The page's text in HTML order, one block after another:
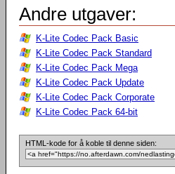
Andre utgaver:
K-Lite Codec Pack Basic
K-Lite Codec Pack Standard
K-Lite Codec Pack Mega
K-Lite Codec Pack Update
K-Lite Codec Pack Corporate
K-Lite Codec Pack 64-bit
HTML-kode for å koble til denne siden: